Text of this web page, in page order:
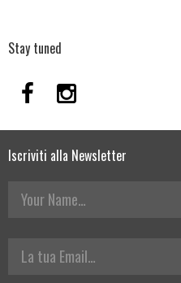
Stay tuned
Iscriviti alla Newsletter